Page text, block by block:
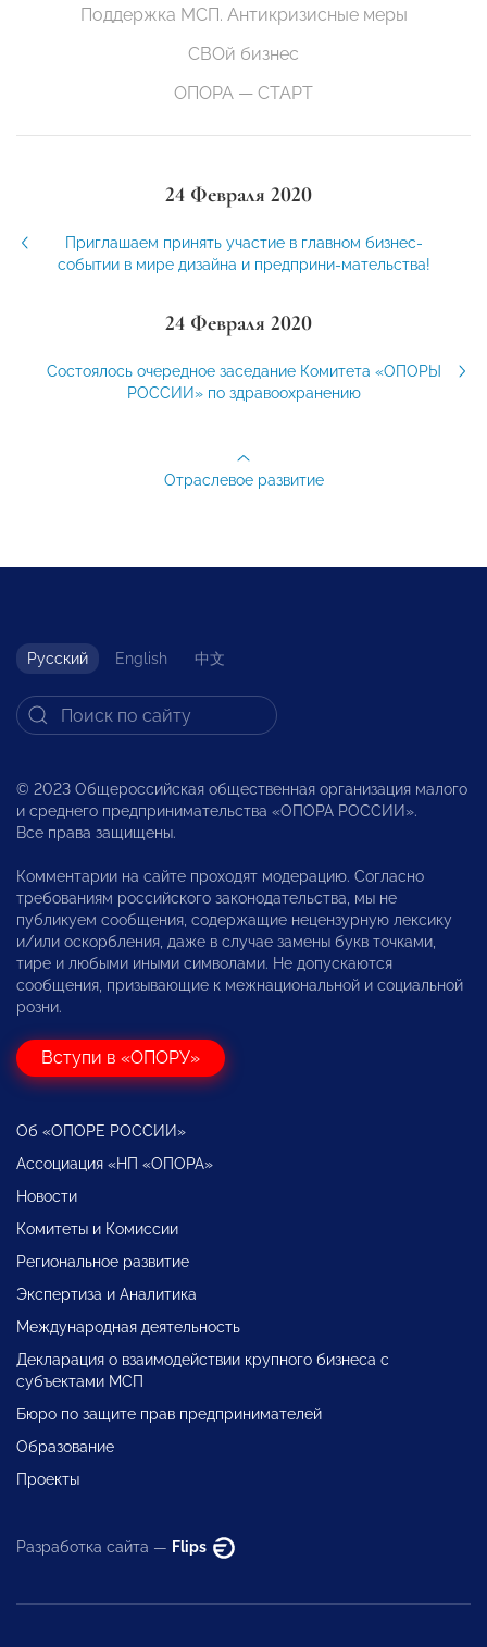
Поддержка МСП. Антикризисные меры
СВОй бизнес
ОПОРА — СТАРТ
24 Февраля 2020
Приглашаем принять участие в главном бизнес-
событии в мире дизайна и предприни-мательства!
24 Февраля 2020
Состоялось очередное заседание Комитета «ОПОРЫ
РОССИИ» по здравоохранению
Отраслевое развитие
Русский English 中文
© 2023 Общероссийская общественная организация малого
и среднего предпринимательства «ОПОРА РОССИИ».
Все права защищены.
Комментарии на сайте проходят модерацию. Согласно
требованиям российского законодательства, мы не
публикуем сообщения, содержащие нецензурную лексику
и/или оскорбления, даже в случае замены букв точками,
тире и любыми иными символами. Не допускаются
сообщения, призывающие к межнациональной и социальной
розни.
Вступи в «ОПОРУ»
Об «ОПОРЕ РОССИИ»
Ассоциация «НП «ОПОРА»
Новости
Комитеты и Комиссии
Региональное развитие
Экспертиза и Аналитика
Международная деятельность
Декларация о взаимодействии крупного бизнеса с
субъектами МСП
Бюро по защите прав предпринимателей
Образование
Проекты
Разработка сайта — Flips